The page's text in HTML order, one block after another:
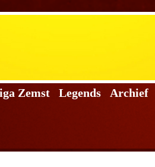
Zemst Legends Archief